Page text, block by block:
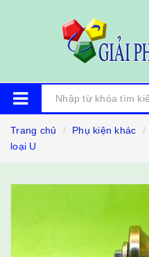
Trang chủ Phụ kiện khác
loại U